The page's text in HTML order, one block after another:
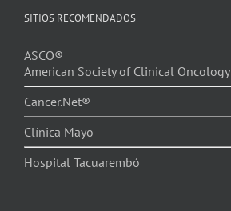
SITIOS RECOMENDADOS
ASCO®
American Society of Clinical Oncology
Cancer.Net®
Clínica Mayo
Hospital Tacuarembó